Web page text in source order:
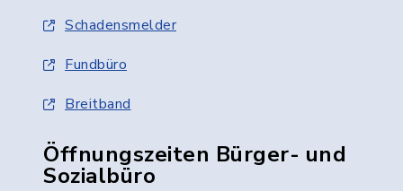
Schadensmelder
Fundbüro
Breitband
Öffnungszeiten Bürger- und
Sozialbüro